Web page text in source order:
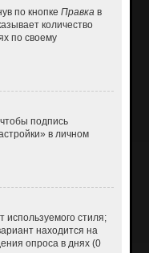
по кнопке Правка в
количество
по своему
подпись
в личном
стиля;
находится на
опроса в днях (0